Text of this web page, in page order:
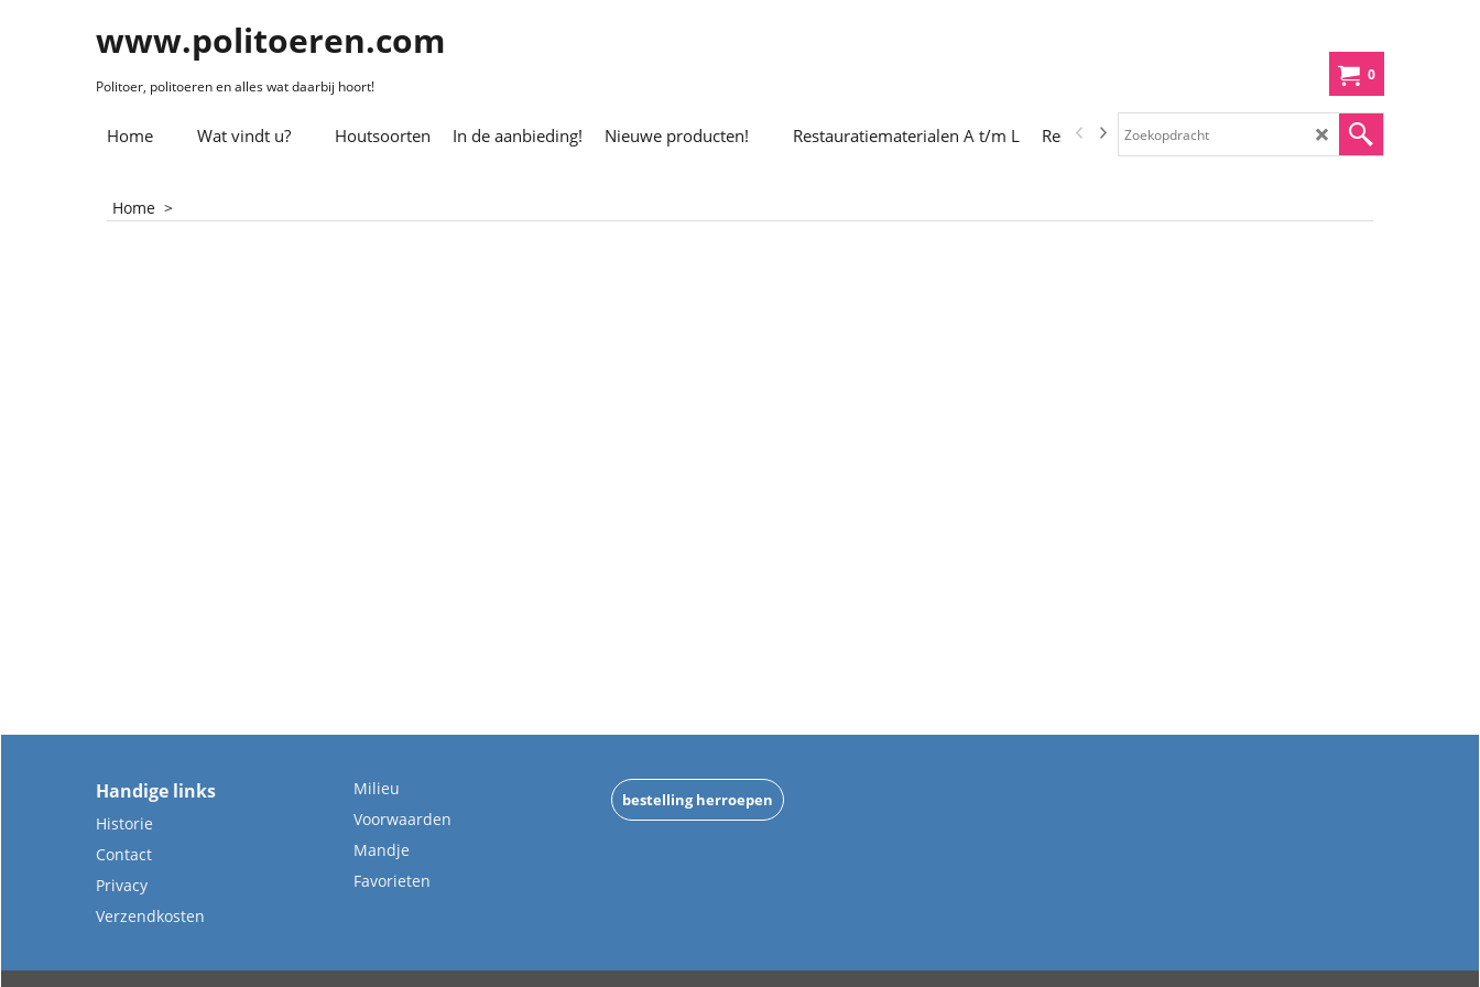
www.politoeren.com
Politoer, politoeren en alles wat daarbij hoort!
0
Home Wat vindt u? Houtsoorten In de aanbieding! Nieuwe producten! Restauratiematerialen A t/m L Restauratiematerialen M t/m Z Gebruiksaanwijzingen
Home >
Handige links
Historie
Contact
Privacy
Verzendkosten
Milieu
Voorwaarden
Mandje
Favorieten
bestelling herroepen